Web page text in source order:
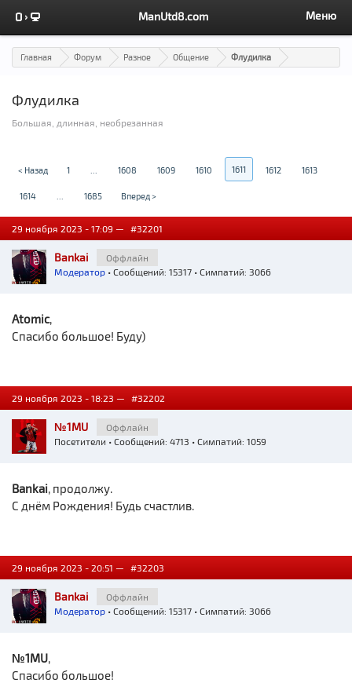
ManUtd8.com Меню
Главная Форум Разное Общение Флудилка
Флудилка
Большая, длинная, необрезанная
< Назад 1 1608 1609 1610 1611 1612 1613
1614 1685 Вперед >
29 ноября 2023 - 17:09 — #32201
Bankai
Оффлайн
Модератор • Сообщений: 15317 • Симпатий: 3066
Atomic,
Спасибо большое! Буду)
29 ноября 2023 - 18:23 — #32202
№1MU
Оффлайн
Посетители • Сообщений: 4713 • Симпатий: 1059
Bankai, продолжу.
С днём Рождения! Будь счастлив.
29 ноября 2023 - 20:51 — #32203
Bankai
Оффлайн
Модератор • Сообщений: 15317 • Симпатий: 3066
№1MU,
Спасибо большое!